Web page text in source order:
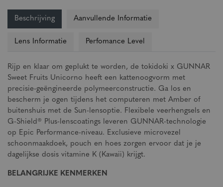
Beschrijving Aanvullende Informatie
Lens Informatie Perfomance Level
Rijp en klaar om geplukt te worden, de tokidoki x GUNNAR
Sweet Fruits Unicorno heeft een kattenoogvorm met
precisie-geëngineerde polymeerconstructie. Ga los en
bescherm je ogen tijdens het computeren met Amber of
buitenshuis met de Sun-lensoptie. Flexibele veerhengsels en
G-Shield® Plus-lenscoatings leveren GUNNAR-technologie
op Epic Performance-niveau. Exclusieve microvezel
schoonmaakdoek, pouch en hoes zorgen ervoor dat je je
dagelijkse dosis vitamine K (Kawaii) krijgt.
BELANGRIJKE KENMERKEN